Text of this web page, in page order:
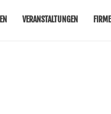
VERANSTALTUNGEN